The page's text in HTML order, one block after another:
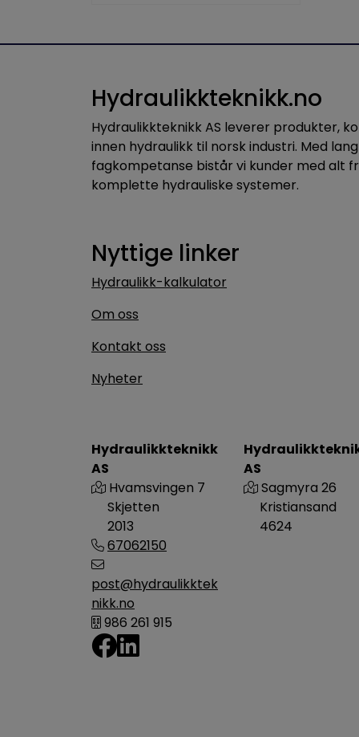
Hydraulikkteknikk
AS
Hvamsvingen 7
Skjetten
2013
67062150
post@hydraulikktek
nikk.no
986 261 915
Hydraulikkteknikk.no
Hydraulikkteknikk AS leverer produkter,
innen hydraulikk til norsk industri. Med
fagkompetanse bistår vi kunder med alt
komplette hydrauliske systemer.
Nyttige linker
Hydraulikk-kalkulator
Om oss
Kontakt oss
Nyheter
AS
Sagmyra 26
Kristiansand
4624